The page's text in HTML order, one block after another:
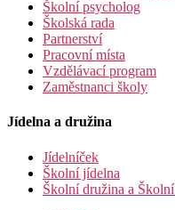
Školní psycholog
Školská rada
Partnerství
Pracovní místa
Vzdělávací program
Zaměstnanci školy
Jídelna a družina
Jídelníček
Školní jídelna
Školní družina a